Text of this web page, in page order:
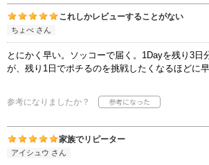
これしかレビューすることがない
ちょべ さん
とにかく早い。ソッコーで届く。1Dayを残り3日
が、残り1日でポチるのを挑戦したくなるほどに早
参考になりましたか？
家族でリピーター
アイシュウ さん